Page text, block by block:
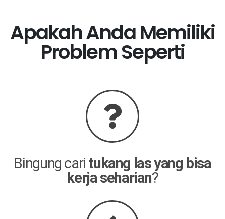
Apakah Anda Memiliki
Problem Seperti
Bingung cari tukang las yang bisa
kerja seharian?